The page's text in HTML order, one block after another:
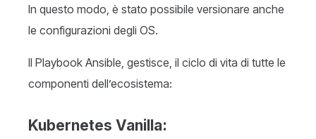
In questo modo, è stato possibile versionare anche
le configurazioni degli OS.
Il Playbook Ansible, gestisce, il ciclo di vita di tutte le
componenti dell’ecosistema:
Kubernetes Vanilla: